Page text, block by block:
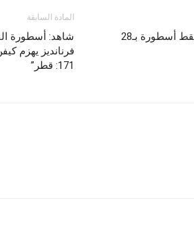
المادة السابقة
شاهد: أسطورة
فرنانديز يهزم
171: قطر”
شاهد: التركي شامل إردوغان يسقط أسطورة بـ28